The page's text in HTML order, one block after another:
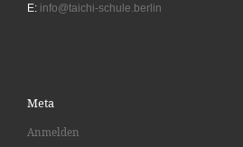
E: info@taichi-schule.berlin
Meta
Anmelden